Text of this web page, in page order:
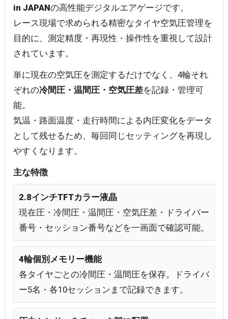
in JAPANの高性能デジタルエアゲージです。
レース現場で求められる精密なタイヤ空気圧管理を
目的に、測定精度・再現性・操作性を重視して設計
されています。
単に現在の空気圧を測定するだけでなく、4輪それ
ぞれの冷間圧・温間圧・空気圧差を記録・管理可
能。
気温・路面温度・走行時間による内圧変化をデータ
として残せるため、毎回同じセッティングを再現し
やすくなります。
主な特徴
2.8インチTFTカラー液晶
現在圧・冷間圧・温間圧・空気圧差・ドライバー
番号・セッション番号などを一画面で確認可能。
4輪個別メモリー機能
各タイヤごとの冷間圧・温間圧を保存。ドライバ
ー5名・各10セッションまで記録できます。